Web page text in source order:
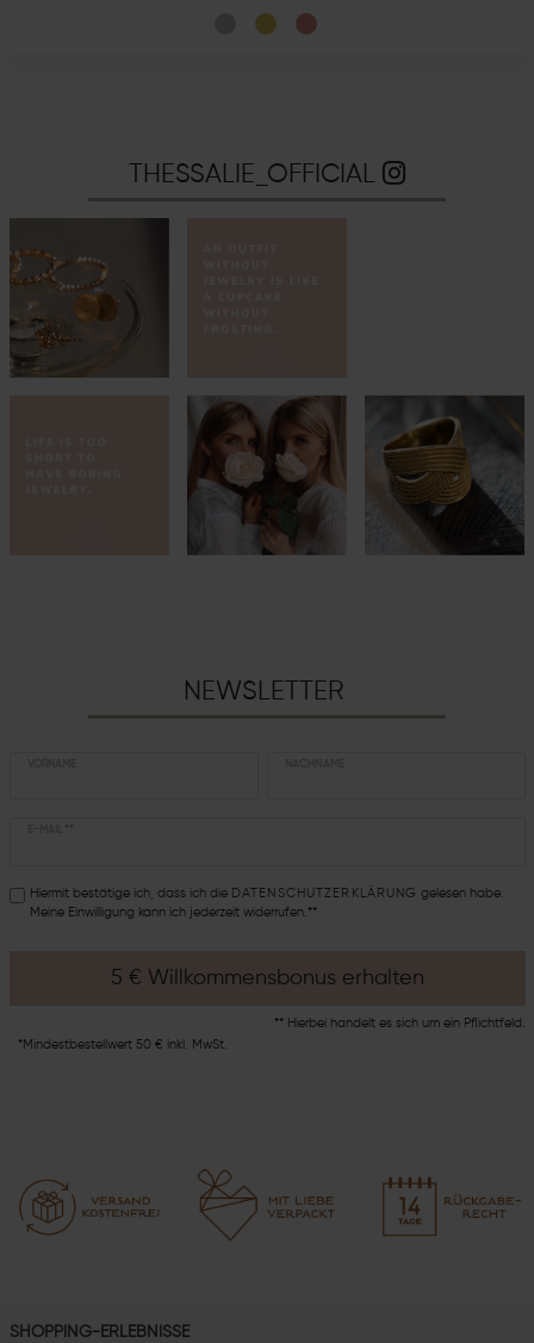
THESSALIE_OFFICIAL
NEWSLETTER
Hiermit bestätige ich, dass ich die DATEN­SCHUTZ­ERKLÄRUNG gelesen habe.
Meine Einwilligung kann ich jederzeit widerrufen.**
5 € Willkommensbonus erhalten
** Hierbei handelt es sich um ein Pflichtfeld.
*Mindestbestellwert 50 € inkl. MwSt.
SHOPPING-ERLEBNISSE